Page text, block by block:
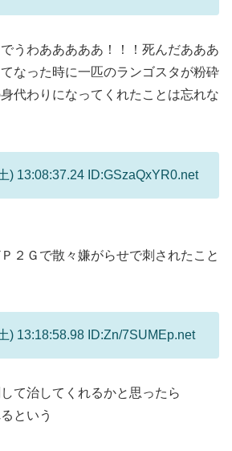
うわあああああ！！！死んだあああ
なった時に一匹のランゴスタが粉砕
代わりになってくれたことは忘れな
) 13:08:37.24 ID:GSzaQxYR0.net
２Ｇで散々嫌がらせで刺されたこと
) 13:18:58.98 ID:Zn/7SUMEp.net
て治してくれるかと思ったら
という